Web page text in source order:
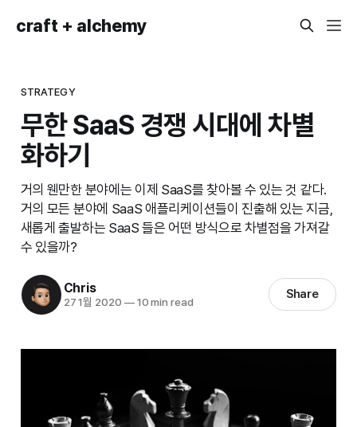
craft + alchemy
STRATEGY
무한 SaaS 경쟁 시대에 차별
화하기
거의 웬만한 분야에는 이제 SaaS를 찾아볼 수 있는 것 같다.
거의 모든 분야에 SaaS 애플리케이션들이 진출해 있는 지금,
새롭게 출발하는 SaaS 들은 어떤 방식으로 차별점을 가져갈
수 있을까?
Chris
27 1월 2020 —10 min read
Share